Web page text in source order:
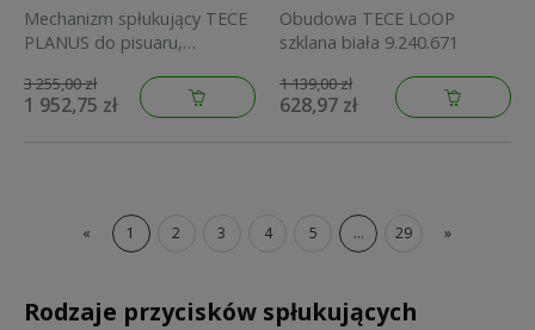
Mechanizm spłukujący TECE
PLANUS do pisuaru,
szlachetna 9.242.350
3 255,00 zł
1 952,75 zł
Obudowa TECE LOOP
szklana biała 9.240.671
1 139,00 zł
628,97 zł
« 1 2 3 4 5 ... 29 »
Rodzaje przycisków spłukujących